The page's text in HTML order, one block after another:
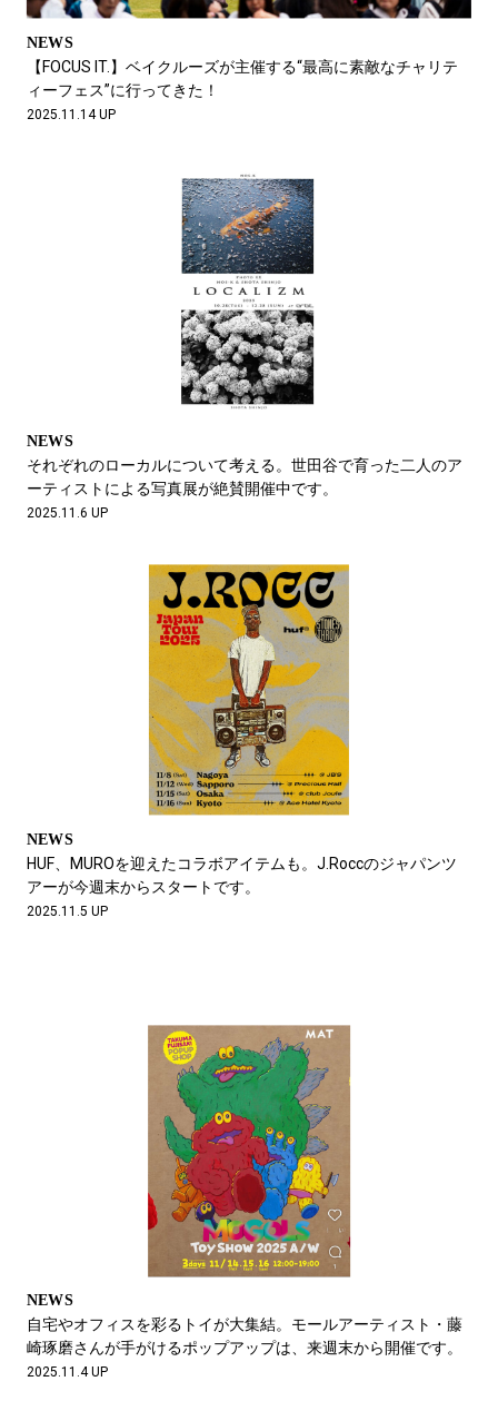
NEWS
【FOCUS IT.】ベイクルーズが主催する“最高に素敵なチャリテ
ィーフェス”に行ってきた！
2025.11.14 UP
NEWS
それぞれのローカルについて考える。世田谷で育った二人のア
ーティストによる写真展が絶賛開催中です。
2025.11.6 UP
NEWS
HUF、MUROを迎えたコラボアイテムも。J.Roccのジャパンツ
アーが今週末からスタートです。
2025.11.5 UP
NEWS
自宅やオフィスを彩るトイが大集結。モールアーティスト・藤
崎琢磨さんが手がけるポップアップは、来週末から開催です。
2025.11.4 UP